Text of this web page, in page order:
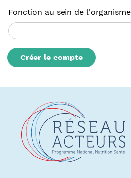
Fonction au sein de l'organisme
Créer le compte